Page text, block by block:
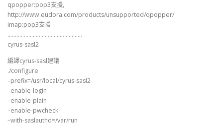
qpopper:pop3支援,
http://www.eudora.com/products/unsupported/qpopper/
imap:pop3支援
…………………………………………..
cyrus-sasl2
編譯cyrus-sasl建議
./configure
–prefix=/usr/local/cyrus-sasl2
–enable-login
–enable-plain
–enable-pwcheck
–with-saslauthd=/var/run